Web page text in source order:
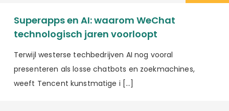
Superapps en AI: waarom WeChat
technologisch jaren voorloopt
Terwijl westerse techbedrijven AI nog vooral
presenteren als losse chatbots en zoekmachines,
weeft Tencent kunstmatige i […]